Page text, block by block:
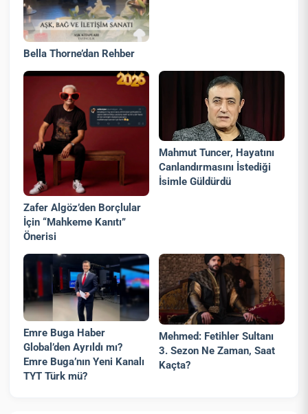
Bella Thorne’dan Rehber
Zafer Algöz’den Borçlular
İçin “Mahkeme Kanıtı”
Önerisi
Mahmut Tuncer, Hayatını
Canlandırmasını İstediği
İsimle Güldürdü
Emre Buga Haber
Global’den Ayrıldı mı?
Emre Buga’nın Yeni Kanalı
TYT Türk mü?
Mehmed: Fetihler Sultanı
3. Sezon Ne Zaman, Saat
Kaçta?